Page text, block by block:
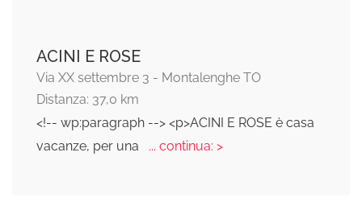
ACINI E ROSE
Via XX settembre 3 - Montalenghe TO
Distanza: 37,0 km
<!-- wp:paragraph --> <p>ACINI E ROSE è casa
vacanze, per una
... continua: >